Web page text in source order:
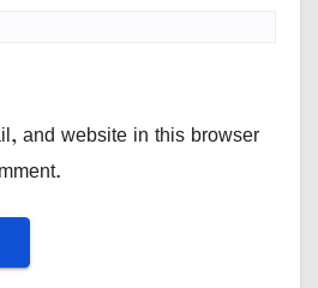
and website in this browser